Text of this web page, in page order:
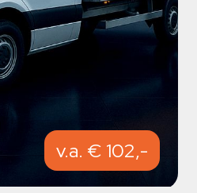
v.a. € 102,-